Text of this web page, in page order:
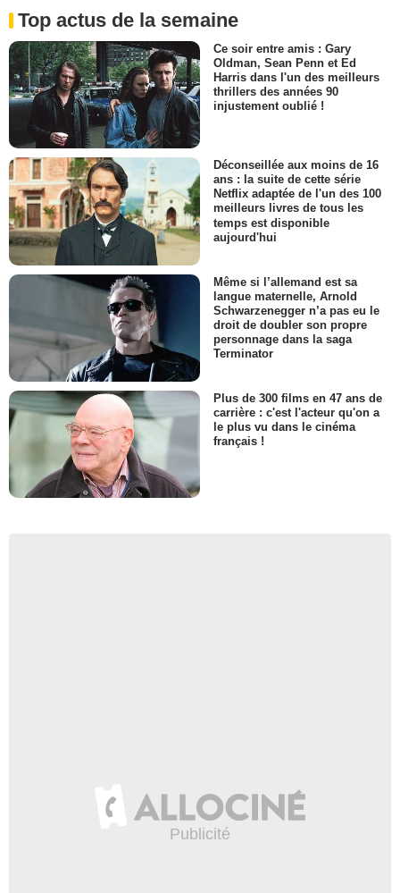
Top actus de la semaine
Ce soir entre amis : Gary
Oldman, Sean Penn et Ed
Harris dans l'un des meilleurs
thrillers des années 90
injustement oublié !
Déconseillée aux moins de 16
ans : la suite de cette série
Netflix adaptée de l'un des 100
meilleurs livres de tous les
temps est disponible
aujourd'hui
Même si l’allemand est sa
langue maternelle, Arnold
Schwarzenegger n’a pas eu le
droit de doubler son propre
personnage dans la saga
Terminator
Plus de 300 films en 47 ans de
carrière : c'est l'acteur qu'on a
le plus vu dans le cinéma
français !